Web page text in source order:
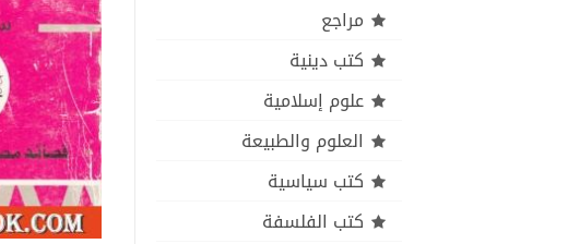
مراجع
كتب دينية
علوم إسلامية
العلوم والطبيعة
كتب سياسية
كتب الفلسفة